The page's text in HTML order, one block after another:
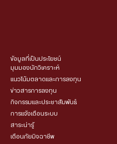
ข้อมูลที่เป็นประโยชน์
มุมมองนักวิเคราะห์
แนวโน้มตลาดและการลงทุน
ข่าวสารการลงทุน
กิจกรรมและประชาสัมพันธ์
การแจ้งเตือนระบบ
สาระน่ารู้
เตือนภัยมิจฉาชีพ